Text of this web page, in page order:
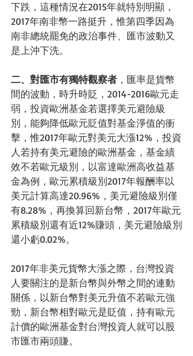
下跌，這種情況在2015年就特別明顯，
2017年南非幣一路挺升，惟第四季因為
南非總統罷免的政治事件、匯市波動又
是上沖下洗。
二、對匯市有獨特觀察者 ，匯率是貨幣
間的波動，時升時貶，2014-2016歐元走
弱，投資歐洲基金若選擇美元避險級
別，能夠降低歐元貶值對基金淨值的衝
擊，惟2017年歐元對美元大漲12%，投資
人若持有美元避險的歐洲基金，基金績
效不若歐元級別，以富達歐洲高收益基
金為例，歐元累積級別2017年報酬率以
美元計算高達20.96%，美元避險級別僅
有8.28%，再換算回新台幣，2017年歐元
累積級別還有近12%賺頭，美元避險級別
還小虧0.02%。
2017年非美元貨幣大漲之際，台灣投資
人要關注的是新台幣與外幣之間的連動
關係，以新台幣對美元升值不若歐元強
勁，新台幣相對歐元是貶值，持有歐元
計價的歐洲基金對台灣投資人就可以股
市匯市兩頭賺。